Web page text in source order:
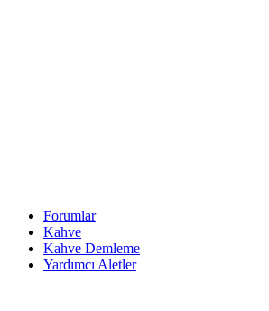
Forumlar
Kahve
Kahve Demleme
Yardımcı Aletler